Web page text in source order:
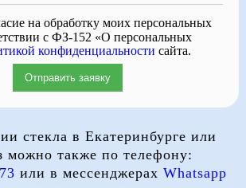
на обработку моих персональных
с ФЗ-152 «О персональных
конфиденциальности сайта.
Отправить заявку
стекла в Екатеринбурге или
можно также по телефону:
или в мессенджерах Whatsapp